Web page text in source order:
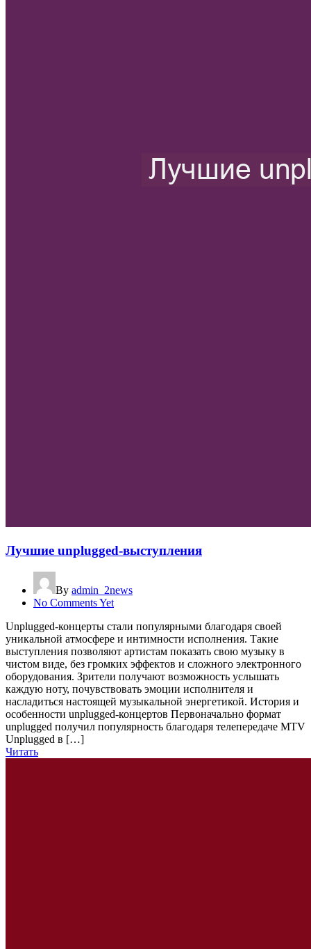
Лучшие unplugged-выступления
By admin_2news
No Comments Yet
Unplugged-концерты стали популярными благодаря своей
уникальной атмосфере и интимности исполнения. Такие
выступления позволяют артистам показать свою музыку в
чистом виде, без громких эффектов и сложного электронного
оборудования. Зрители получают возможность услышать
каждую ноту, почувствовать эмоции исполнителя и
насладиться настоящей музыкальной энергетикой. История и
особенности unplugged-концертов Первоначально формат
unplugged получил популярность благодаря телепередаче MTV
Unplugged в […]
Читать